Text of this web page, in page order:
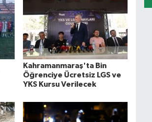
Kahramanmaraş'ta Bin
Öğrenciye Ücretsiz LGS ve
YKS Kursu Verilecek